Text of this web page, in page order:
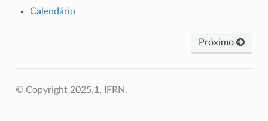
Calendário
Próximo
© Copyright 2025.1, IFRN.